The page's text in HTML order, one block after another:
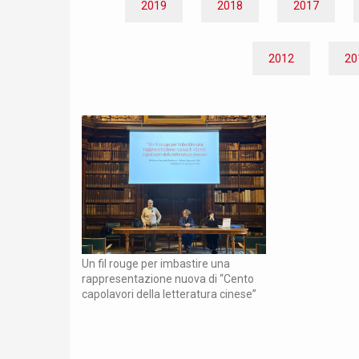
2019 2018 2017
2012
Un fil rouge per imbastire una
rappresentazione nuova di “Cento
capolavori della letteratura cinese”
Si informa che i nostri uffici saranno chiusi
riapriranno regolarmente a partire dal 1°